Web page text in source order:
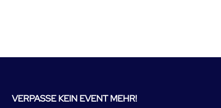
VERPASSE KEIN EVENT MEHR!